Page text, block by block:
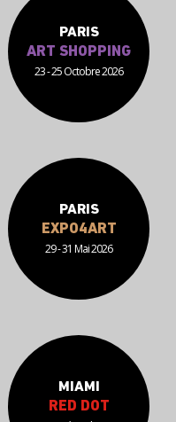
PARIS
ART SHOPPING
23 - 25 Octobre 2026
PARIS
EXPO4ART
29 - 31 Mai 2026
MIAMI
RED DOT